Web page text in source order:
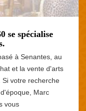
se spécialise
à Senantes, au
et la vente d'arts
votre recherche
Marc
vous